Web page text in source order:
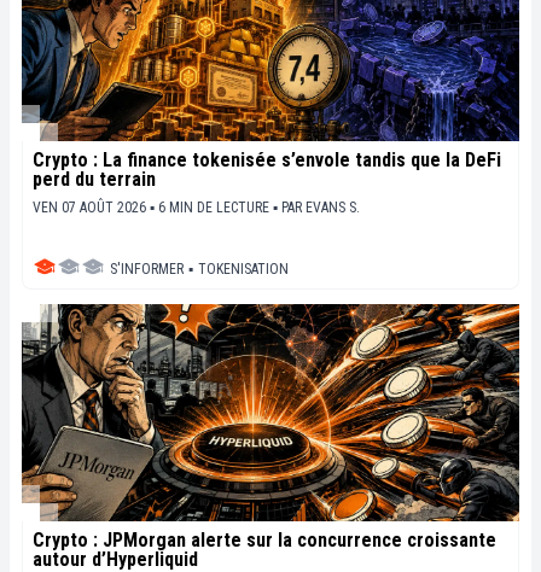
Crypto : La finance tokenisée s’envole tandis que la DeFi
perd du terrain
VEN 07 AOÛT 2026 ▪ 6 MIN DE LECTURE ▪ PAR EVANS S.
S'INFORMER ▪ TOKENISATION
Crypto : JPMorgan alerte sur la concurrence croissante
autour d’Hyperliquid